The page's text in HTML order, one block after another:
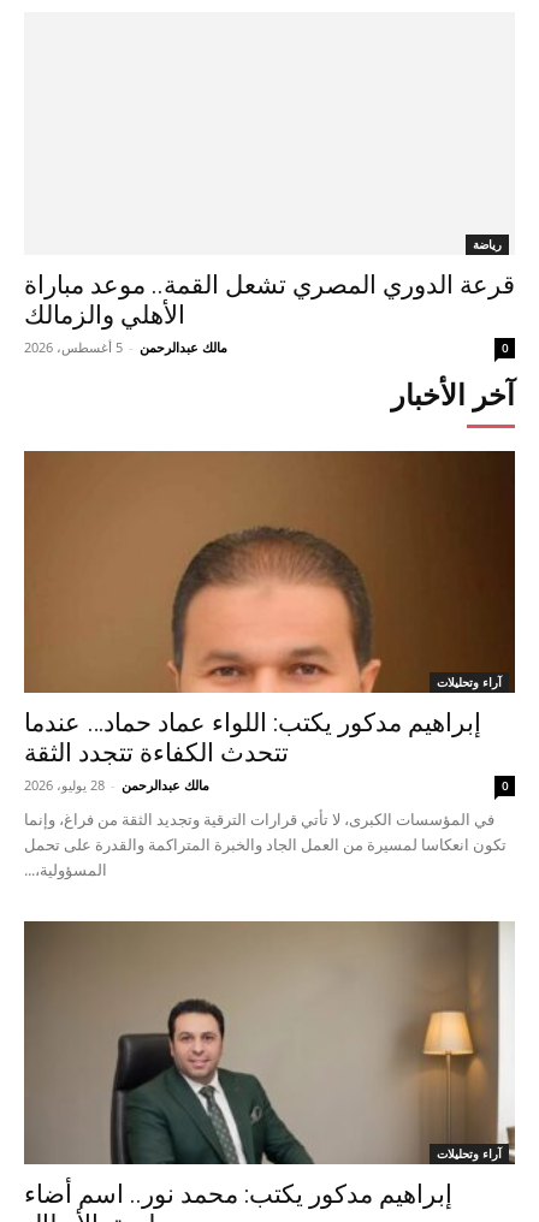
رياضة
قرعة الدوري المصري تشعل القمة.. موعد مباراة
الأهلي والزمالك
مالك عبدالرحمن - 5 أغسطس، 2026 0
آخر الأخبار
آراء وتحليلات
إبراهيم مدكور يكتب: اللواء عماد حماد… عندما
تتحدث الكفاءة تتجدد الثقة
مالك عبدالرحمن - 28 يوليو، 2026 0
في المؤسسات الكبرى، لا تأتي قرارات الترقية وتجديد الثقة من فراغ، وإنما
تكون انعكاسا لمسيرة من العمل الجاد والخبرة المتراكمة والقدرة على تحمل
المسؤولية،...
آراء وتحليلات
إبراهيم مدكور يكتب: محمد نور.. اسم أضاء